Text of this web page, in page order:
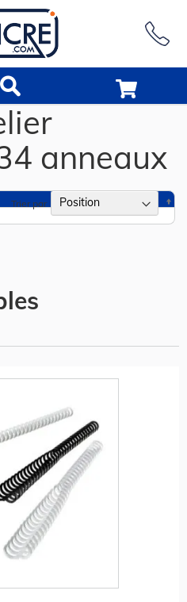
anneaux
Trier par